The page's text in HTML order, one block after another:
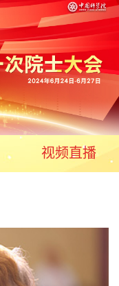
视频直播